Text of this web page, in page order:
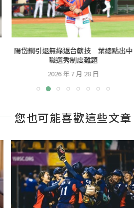
陽岱鋼引退無緣返台獻技 葉總點出中
職選秀制度難題
2026 年 7 月 28 日
您也可能喜歡這些文章